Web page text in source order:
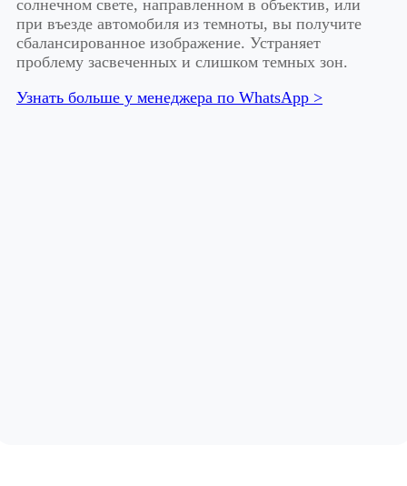
солнечном свете, направленном в объектив, или
при въезде автомобиля из темноты, вы получите
сбалансированное изображение. Устраняет
проблему засвеченных и слишком темных зон.
Узнать больше у менеджера по WhatsApp >